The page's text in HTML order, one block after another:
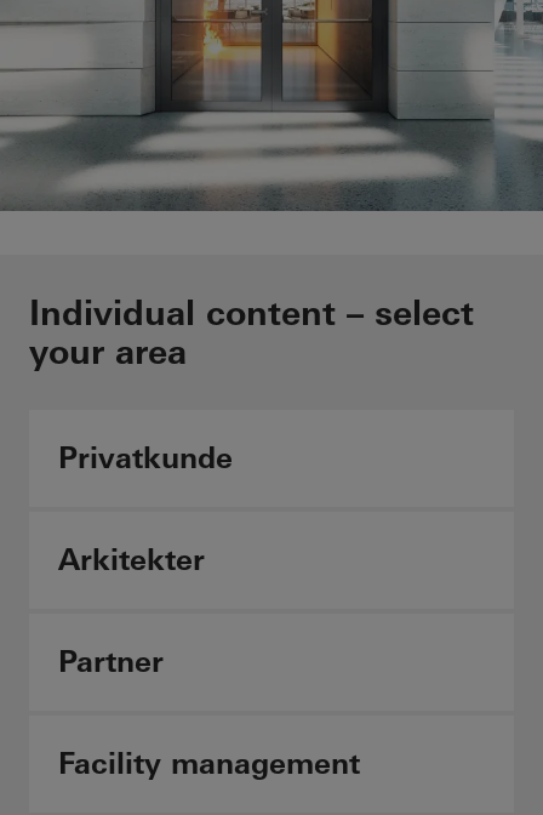
Overhold brandbeskyttelseskrav
med lethed
Individuelt indhold –
Individual content – select
your area
Privatkunde
Arkitekter
Partner
Facility management